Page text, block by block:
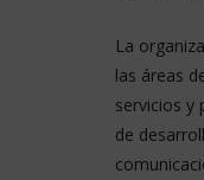
La
las áreas
servicios y
de